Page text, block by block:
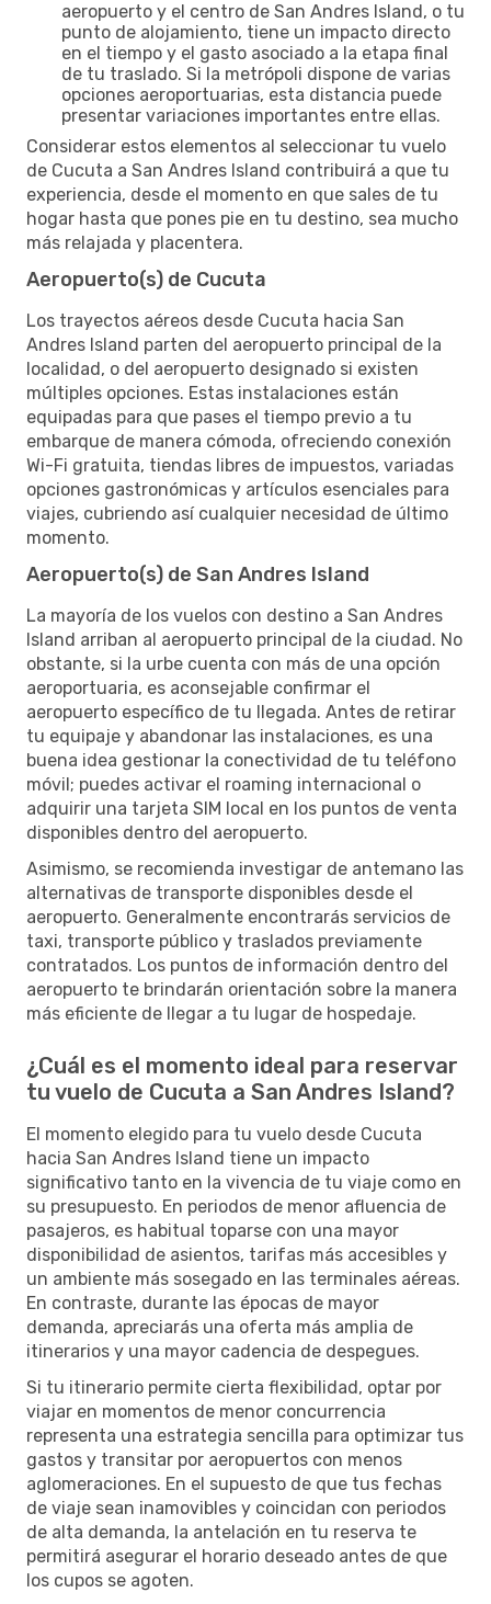
aeropuerto y el centro de San Andres Island, o tu
punto de alojamiento, tiene un impacto directo
en el tiempo y el gasto asociado a la etapa final
de tu traslado. Si la metrópoli dispone de varias
opciones aeroportuarias, esta distancia puede
presentar variaciones importantes entre ellas.
Considerar estos elementos al seleccionar tu vuelo
de Cucuta a San Andres Island contribuirá a que tu
experiencia, desde el momento en que sales de tu
hogar hasta que pones pie en tu destino, sea mucho
más relajada y placentera.
Aeropuerto(s) de Cucuta
Los trayectos aéreos desde Cucuta hacia San
Andres Island parten del aeropuerto principal de la
localidad, o del aeropuerto designado si existen
múltiples opciones. Estas instalaciones están
equipadas para que pases el tiempo previo a tu
embarque de manera cómoda, ofreciendo conexión
Wi-Fi gratuita, tiendas libres de impuestos, variadas
opciones gastronómicas y artículos esenciales para
viajes, cubriendo así cualquier necesidad de último
momento.
Aeropuerto(s) de San Andres Island
La mayoría de los vuelos con destino a San Andres
Island arriban al aeropuerto principal de la ciudad. No
obstante, si la urbe cuenta con más de una opción
aeroportuaria, es aconsejable confirmar el
aeropuerto específico de tu llegada. Antes de retirar
tu equipaje y abandonar las instalaciones, es una
buena idea gestionar la conectividad de tu teléfono
móvil; puedes activar el roaming internacional o
adquirir una tarjeta SIM local en los puntos de venta
disponibles dentro del aeropuerto.
Asimismo, se recomienda investigar de antemano las
alternativas de transporte disponibles desde el
aeropuerto. Generalmente encontrarás servicios de
taxi, transporte público y traslados previamente
contratados. Los puntos de información dentro del
aeropuerto te brindarán orientación sobre la manera
más eficiente de llegar a tu lugar de hospedaje.
¿Cuál es el momento ideal para reservar
tu vuelo de Cucuta a San Andres Island?
El momento elegido para tu vuelo desde Cucuta
hacia San Andres Island tiene un impacto
significativo tanto en la vivencia de tu viaje como en
su presupuesto. En periodos de menor afluencia de
pasajeros, es habitual toparse con una mayor
disponibilidad de asientos, tarifas más accesibles y
un ambiente más sosegado en las terminales aéreas.
En contraste, durante las épocas de mayor
demanda, apreciarás una oferta más amplia de
itinerarios y una mayor cadencia de despegues.
Si tu itinerario permite cierta flexibilidad, optar por
viajar en momentos de menor concurrencia
representa una estrategia sencilla para optimizar tus
gastos y transitar por aeropuertos con menos
aglomeraciones. En el supuesto de que tus fechas
de viaje sean inamovibles y coincidan con periodos
de alta demanda, la antelación en tu reserva te
permitirá asegurar el horario deseado antes de que
los cupos se agoten.